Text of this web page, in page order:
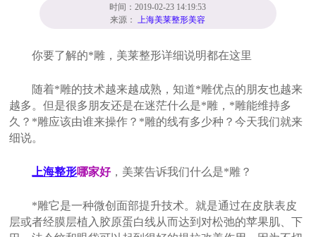
时间：2019-02-23 14:19:53
来源：上海美莱整形美容
你要了解的*雕，美莱整形详细说明都在这里
随着*雕的技术越来越成熟，知道*雕优点的朋友也越来
越多。但是很多朋友还是在迷茫什么是*雕，*雕能维持多
久？*雕应该由谁来操作？*雕的线有多少种？今天我们就来
细说。
上海整形哪家好，美莱告诉我们什么是*雕？
*雕它是一种微创面部提升技术。就是通过在皮肤表皮
层或者经膜层植入胶原蛋白线从而达到对松弛的苹果肌、下